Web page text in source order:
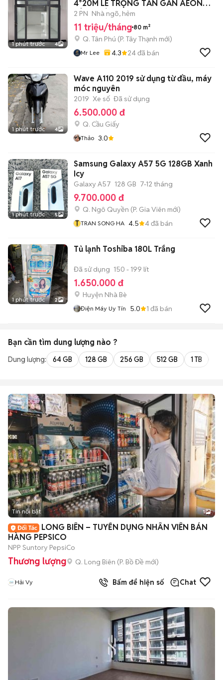
1 phút trước 4
4*20M LÊ TRỌNG TẤN GẦN AEON
TÂN PHÚ
2 PN Nhà ngõ, hẻm
11 triệu/tháng 80 m²
Q. Tân Phú (P. Tây Thạnh mới)
Mr Lee 4.3 24đã bán
1 phút trước 4
Wave A110 2019 sử dụng từ đầu, máy
móc nguyên
2019 Xe số Đã sử dụng
6.500.000 đ
Q. Cầu Giấy
Thảo 3.0
1 phút trước 5
Samsung Galaxy A57 5G 128GB Xanh
Icy
Galaxy A57 128 GB 7-12 tháng
9.700.000 đ
Q. Ngô Quyền (P. Gia Viên mới)
T TRAN SONG HA 4.5 4đã bán
1 phút trước 2
Tủ lạnh Toshiba 180L Trắng
Đã sử dụng 150 - 199 lít
1.650.000 đ
Huyện Nhà Bè
Điện Máy Uy Tín 5.0 1 đã bán
Bạn cần tìm dung lượng nào ?
Dung lượng: 64 GB 128 GB 256 GB 512 GB 1 TB
Tin nổi bật 1
LONG BIÊN – TUYỂN DỤNG NHÂN VIÊN BÁN
HÀNG PEPSICO
NPP Suntory PepsiCo
Thương lượng Q. Long Biên (P. Bồ Đề mới)
Hải Vy Bấm để hiện số Chat